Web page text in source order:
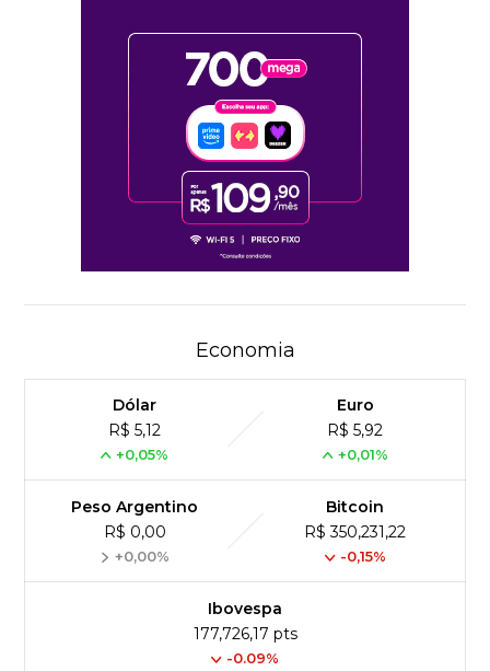
Economia
Dólar
R$ 5,12
+0,05%
Euro
R$ 5,92
+0,01%
Peso Argentino
R$ 0,00
+0,00%
Bitcoin
R$ 350,231,22
-0,15%
Ibovespa
177,726,17 pts
-0.09%